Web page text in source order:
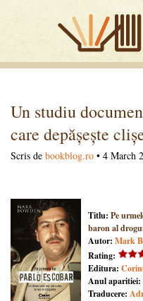
Un studiu
care depășește
Scris de bookblog.ro • 4 March
Titlu: Pe
baron al
Autor: Mark
Rating:
Editura:
Anul aparitiei:
Traducere: